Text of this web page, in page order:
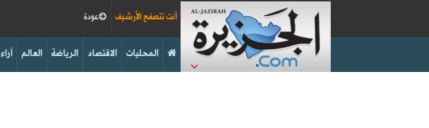
عودة أنت تتصفح الأرشيف
آراء العالم الرياضة الاقتصاد المحليات